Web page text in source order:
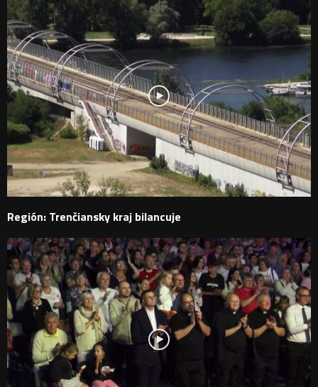
Región: Trenčiansky kraj bilancuje